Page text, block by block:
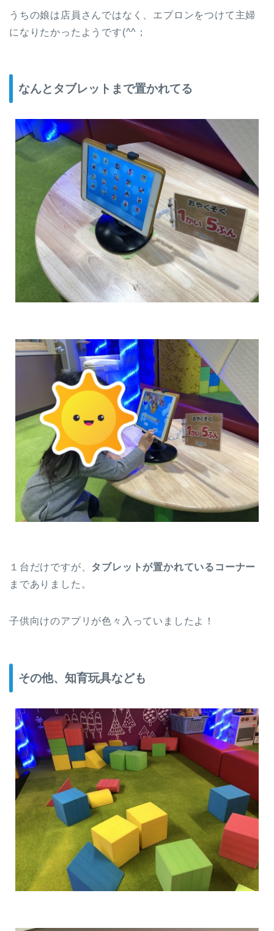
うちの娘は店員さんではなく、エプロンをつけて主婦
になりたかったようです(^^；
なんとタブレットまで置かれてる
１台だけですが、 タブレットが置かれているコーナー
までありました。
子供向けのアプリが色々入っていましたよ！
その他、知育玩具なども